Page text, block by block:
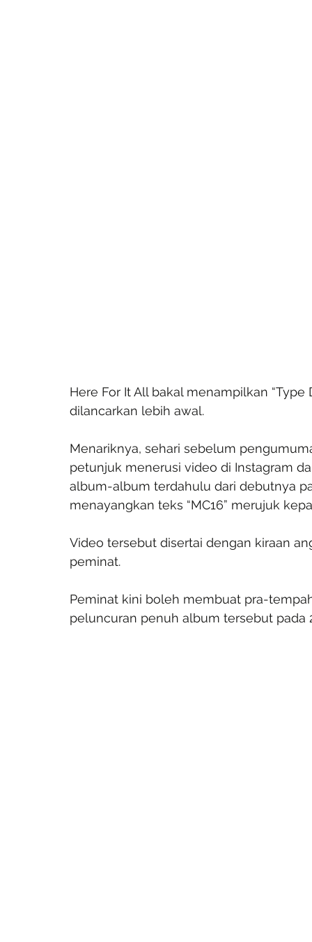
Here For It All bakal menampilkan
dilancarkan lebih awal.
Menariknya, sehari sebelum
petunjuk menerusi video di Instagram
album-album terdahulu dari debutnya
menayangkan teks “MC16” merujuk
Video tersebut disertai dengan kiraan
peminat.
Peminat kini boleh membuat pra-
peluncuran penuh album tersebut pada